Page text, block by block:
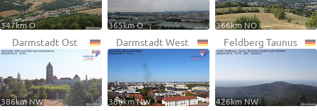
347km O 365km O 366km NO
Darmstadt Ost
386km NW
Darmstadt West
386km NW
Feldberg Taunus
426km NW